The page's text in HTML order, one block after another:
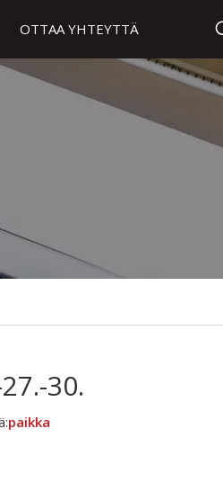
OTTAA YHTEYTTÄ
30.
paikka